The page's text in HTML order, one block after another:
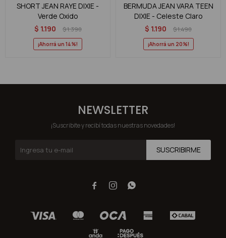
SHORT JEAN RAYE DIXIE -
Verde Oxido
$ 1.190 $1.390
14
BERMUDA JEAN VARA TEEN
DIXIE - Celeste Claro
$ 1.190 $1.490
20
NEWSLETTER
¡Suscribite y recibí todas nuestras novedades!
SUSCRIBIRME
  